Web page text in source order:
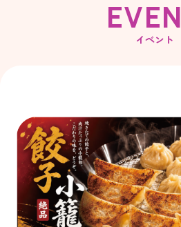
EVEN
イベント